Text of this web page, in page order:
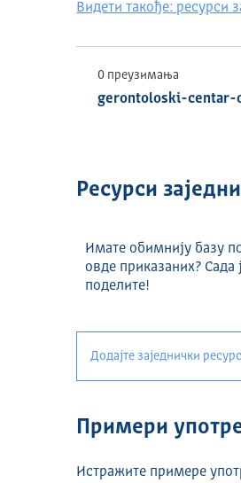
Видети такође: ресурси
0 преузимања
gerontoloski-centar-
Ресурси
Имате обимнију базу
овде приказаних? Сада
поделите!
Додајте заједнички ресурс
Примери
Истражите примере